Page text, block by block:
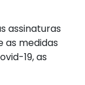
assinaturas
as medidas
19, as